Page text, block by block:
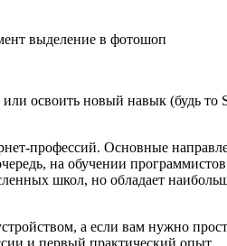
освоить новый навык (будь
профессий. Основные
на обучении
школ, но обладает
а если вам нужно
и первый практический опыт.